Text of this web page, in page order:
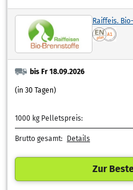
Raiffeis.
bis Fr 18.09.2026
(in 30 Tagen)
1000 kg Pelletspreis:
Brutto gesamt: Details
Zur